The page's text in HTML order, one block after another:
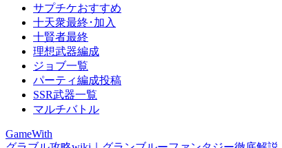
サプチケおすすめ
十天衆最終･加入
十賢者最終
理想武器編成
ジョブ一覧
パーティ編成投稿
SSR武器一覧
マルチバトル
GameWith